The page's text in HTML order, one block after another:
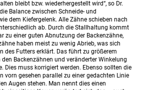
bleibt bzw. wiederhergestellt wird“, so Dr.
Balance zwischen Schneide- und
dem Kiefergelenk. Alle Zähne schieben nach
ab. Durch die Stallhaltung kommt
zu einer guten Abnutzung der Backenzähne,
haben meist zu wenig Abrieb, was sich
des Futters erklärt. Das führt zu größerem
Backenzähnen und veränderter Winkelung
Dies muss korrigiert werden. Ebenso sollten die
vorn gesehen parallel zu einer gedachten Linie
Augen stehen. Man nennt dies einen